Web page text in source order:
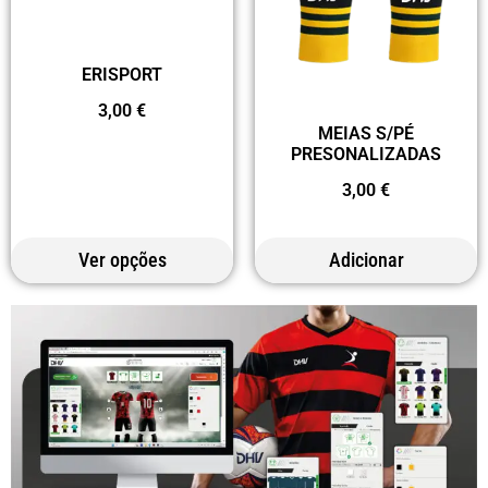
ERISPORT
3,00 €
Ver opções
MEIAS S/PÉ
PRESONALIZADAS
3,00 €
Adicionar